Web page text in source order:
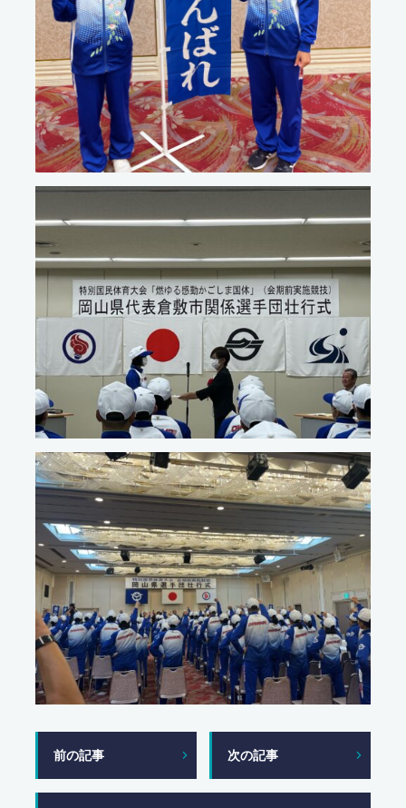
前の記事 次の記事